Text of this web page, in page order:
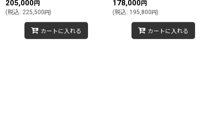
205,000円
(税込: 225,500円)
カートに入れる
178,000円
(税込: 195,800円)
カートに入れる